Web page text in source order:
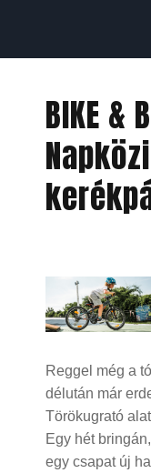
BIKE &
Reggel még a
délután már
Törökugrató
Egy hét
egy csapat új